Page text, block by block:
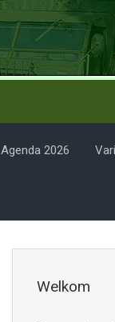
Agenda 2026
Welkom